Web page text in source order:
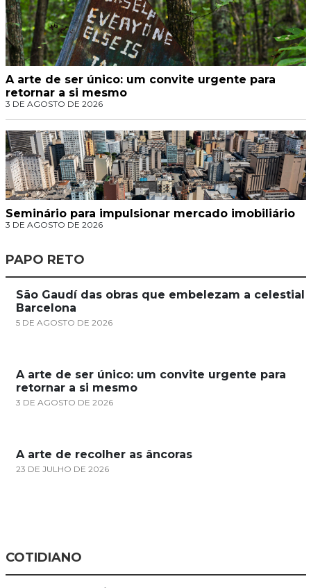
A arte de ser único: um convite urgente para
retornar a si mesmo
3 DE AGOSTO DE 2026
Seminário para impulsionar mercado imobiliário
3 DE AGOSTO DE 2026
PAPO RETO
São Gaudí das obras que embelezam a celestial
Barcelona
5 DE AGOSTO DE 2026
A arte de ser único: um convite urgente para
retornar a si mesmo
3 DE AGOSTO DE 2026
A arte de recolher as âncoras
23 DE JULHO DE 2026
COTIDIANO